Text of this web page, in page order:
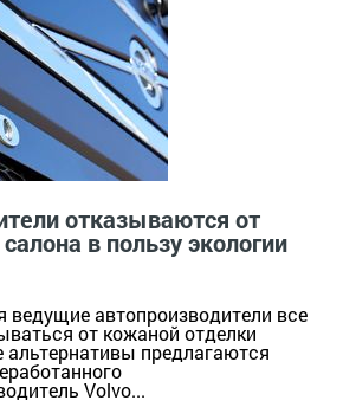
отказываются от
в пользу экологии
ведущие автопроизводители все
от кожаной отделки
альтернативы предлагаются
Volvo...